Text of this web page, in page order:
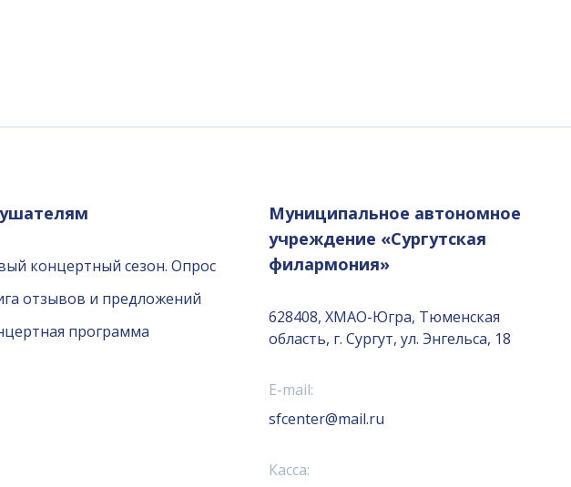
концертный сезон. Опрос
отзывов и предложений
программа
Муниципальное автономное
учреждение «Сургутская
филармония»
628408, ХМАО-Югра, Тюменская
область, г. Сургут, ул. Энгельса, 18
E-mail:
sfcenter@mail.ru
Касса: